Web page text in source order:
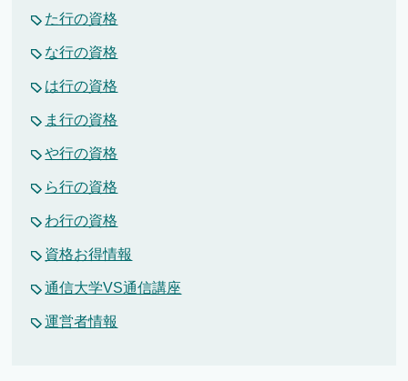
た行の資格
な行の資格
は行の資格
ま行の資格
や行の資格
ら行の資格
わ行の資格
資格お得情報
通信大学VS通信講座
運営者情報